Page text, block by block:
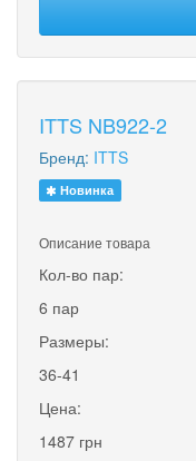
ITTS NB922-2
Бренд: ITTS
Новинка
Описание товара
Кол-во пар:
6 пар
Размеры:
36-41
Цена:
1487 грн